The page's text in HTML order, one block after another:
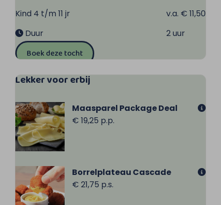
Kind 4 t/m 11 jr
v.a. € 11,50
Duur
2 uur
Boek deze tocht
Lekker voor erbij
Maasparel Package Deal
€ 19,25 p.p.
Borrelplateau Cascade
€ 21,75 p.s.